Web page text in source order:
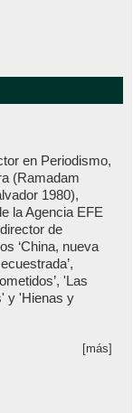
en Periodismo,
(Ramadam
1980),
la Agencia EFE
de
‘China, nueva
'Las
y 'Hienas y
[más]